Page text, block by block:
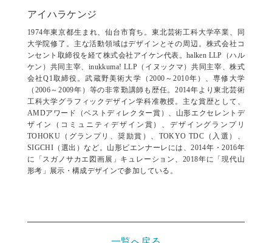
アイハラケンジ
1974年東京都生まれ、仙台市育ち。東北芸術工科大学卒業、同
大学院修了。主な活動領域はデザインとその周辺。株式会社コ
ンセント取締役を経て株式会社アイケン代表。halken LLP（ハル
ケン）共同主宰、inukkuma! LLP（イヌックマ）共同主宰、株式
会社Q1取締役。武蔵野美術大学（2000～2010年）、専修大学
（2006～2009年）等の非常勤講師も歴任。2014年より東北芸術
工科大学グラフィックデザイン学科准教授。主な賞歴として、
AMDアワード（ベストディレクター賞）、山形エクセレントデ
ザイン（コミュニティデザイン賞）、デザイングランプリ
TOHOKU（グランプリ、奨励賞）、TOKYO TDC（入選）、
SIGCHI（選出）など。山形ビエンナーレには、2014年・2016年
に「スガノサカエ図画展」キュレーション、2018年に「現代山
形考」展示・構成デザインで参加している。